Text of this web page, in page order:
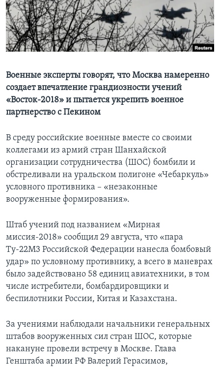
Learning English
СОЦИАЛЬНЫЕ СЕТИ
Языки
Военные эксперты говорят, что Москва намеренно
создает впечатление грандиозности учений
«Восток-2018» и пытается укрепить военное
партнерство с Пекином
В среду российские военные вместе со своими
коллегами из армий стран Шанхайской
организации сотрудничества (ШОС) бомбили и
обстреливали на уральском полигоне «Чебаркуль»
условного противника – «незаконные
вооруженные формирования».
Штаб учений под названием «Мирная
миссия-2018» сообщил 29 августа, что «пара
Ту-22М3 Российской Федерации нанесла бомбовый
удар» по условному противнику, а всего в маневрах
было задействовано 58 единиц авиатехники, в том
числе истребители, бомбардировщики и
беспилотники России, Китая и Казахстана.
За учениями наблюдали начальники генеральных
штабов вооруженных сил стран ШОС, которые
накануне провели встречу в Москве. Глава
Генштаба армии РФ Валерий Герасимов,